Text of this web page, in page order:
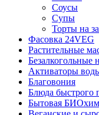
Соусы
Супы
Торты на
Фасовка 24VEG
Растительные
Безалкогольные
Активаторы
Благовония
Блюда быстрого
Бытовая